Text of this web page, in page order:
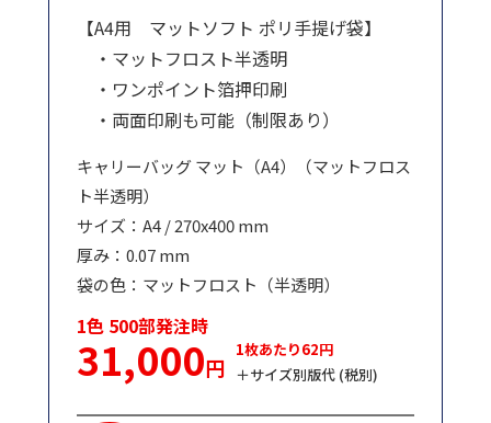
【A4用 マットソフト ポリ手提げ袋】
・マットフロスト半透明
・ワンポイント箔押印刷
・両面印刷も可能（制限あり）
キャリーバッグ マット（A4）（マットフロス
ト半透明）
サイズ：A4 / 270x400 mm
厚み：0.07 mm
袋の色：マットフロスト（半透明）
1色 500部発注時
31,000円
1枚あたり62円
＋サイズ別版代 (税別)